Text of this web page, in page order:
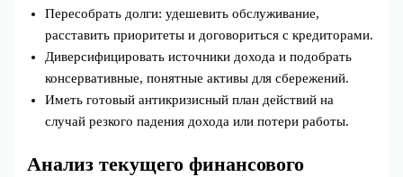
Пересобрать долги: удешевить обслуживание,
расставить приоритеты и договориться с кредиторами.
Диверсифицировать источники дохода и подобрать
консервативные, понятные активы для сбережений.
Иметь готовый антикризисный план действий на
случай резкого падения дохода или потери работы.
Анализ текущего финансового